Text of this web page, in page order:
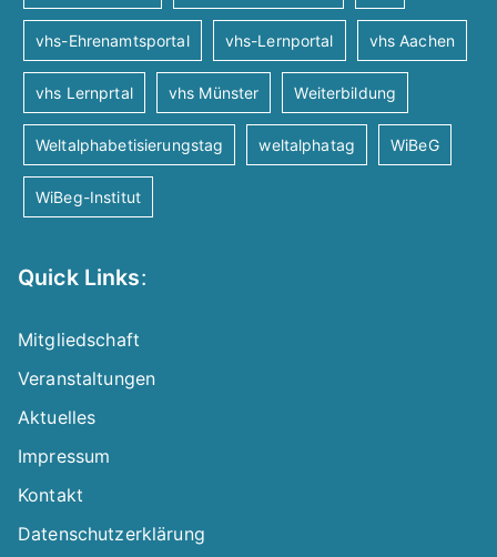
vhs-Ehrenamtsportal vhs-Lernportal vhs Aachen
vhs Lernprtal vhs Münster Weiterbildung
Weltalphabetisierungstag weltalphatag WiBeG
WiBeg-Institut
Quick Links:
Mitgliedschaft
Veranstaltungen
Aktuelles
Impressum
Kontakt
Datenschutzerklärung